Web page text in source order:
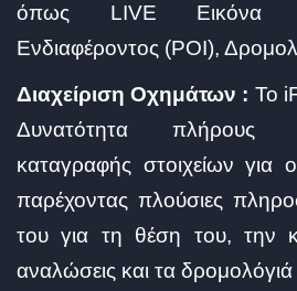
όπως LIVE Εικόνα
Ενδιαφέροντος (POI),
Διαχείριση Οχημάτων : Το
Δυνατότητα πλήρους
καταγραφής στοιχείων για
παρέχοντας πλούσιες
του για τη θέση του, την
αναλώσεις και τα δρομολόγιά